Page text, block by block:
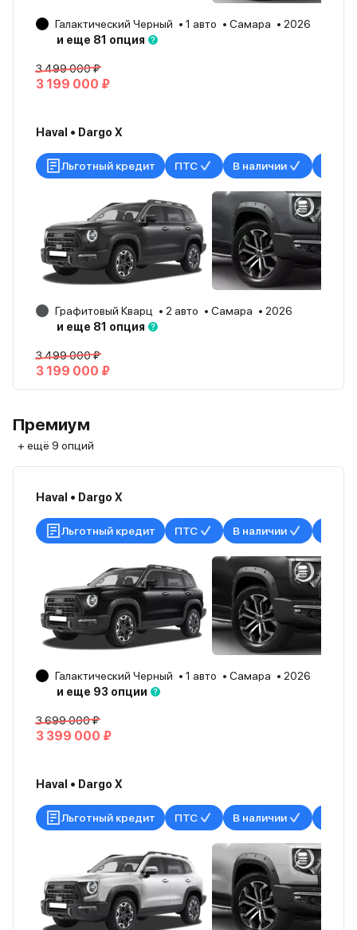
Галактический Черный 1 авто Самара
2026
и еще 81 опция
3 499 000 ₽
3 199 000 ₽
Haval • Dargo X
Льготный кредит ПТС В наличии
Графитовый Кварц 2 авто Самара
2026
и еще 81 опция
3 499 000 ₽
3 199 000 ₽
Премиум
+ ещё 9 опций
Haval • Dargo X
Льготный кредит ПТС В наличии
Галактический Черный 1 авто Самара
2026
и еще 93 опции
3 699 000 ₽
3 399 000 ₽
Haval • Dargo X
Льготный кредит ПТС В наличии